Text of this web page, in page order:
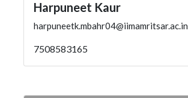
Harpuneet Kaur
harpuneetk.mbahr04@iimamritsar.ac.in
7508583165